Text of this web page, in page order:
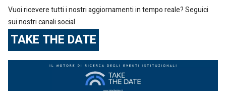
Vuoi ricevere tutti i nostri aggiornamenti in tempo reale? Seguici
sui nostri canali social
TAKE THE DATE